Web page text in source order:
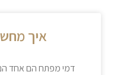
איך
דמי מפתח הם אחד